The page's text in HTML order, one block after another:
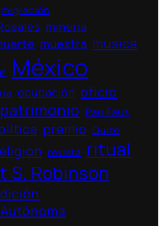
migración
minería
muestra musica
México
ocupación oficio
patrimonio Pau Faus
premio Quito
revista ritual
S. Robinson